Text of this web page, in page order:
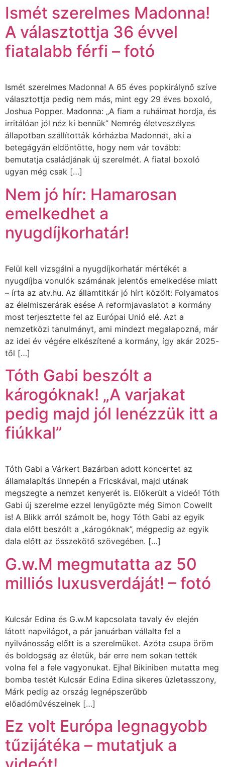
Ismét szerelmes Madonna!
A választottja 36 évvel
fiatalabb férfi – fotó
Ismét szerelmes Madonna! A 65 éves popkirálynő szíve
választottja pedig nem más, mint egy 29 éves boxoló,
Joshua Popper. Madonna: „A fiam a ruháimat hordja, és
irritálóan jól néz ki bennük” Nemrég életveszélyes
állapotban szállították kórházba Madonnát, aki a
betegágyán eldöntötte, hogy nem vár tovább:
bemutatja családjának új szerelmét. A fiatal boxoló
ugyan még csak […]
Nem jó hír: Hamarosan
emelkedhet a
nyugdíjkorhatár!
Felül kell vizsgálni a nyugdíjkorhatár mértékét a
nyugdíjba vonulók számának jelentős emelkedése miatt
– írta az atv.hu. Az államtitkár jó hírt közölt: Folyamatos
az élelmiszerárak esése A reformjavaslatot a kormány
most terjesztette fel az Európai Unió elé. Azt a
nemzetközi tanulmányt, ami mindezt megalapozná, már
az idei év végére elkészítené a kormány, így akár 2025-
től […]
Tóth Gabi beszólt a
károgóknak! „A varjakat
pedig majd jól lenézzük itt a
fiúkkal”
Tóth Gabi a Várkert Bazárban adott koncertet az
államalapítás ünnepén a Fricskával, majd utának
megszegte a nemzet kenyerét is. Előkerült a videó! Tóth
Gabi új szerelme ezzel lenyűgözte még Simon Cowellt
is! A Blikk arról számolt be, hogy Tóth Gabi az egyik
dala előtt beszólt a „károgóknak”, mégpedig az egyik
dala előtt az összekötő szövegében. […]
G.w.M megmutatta az 50
milliós luxusverdáját! – fotó
Kulcsár Edina és G.w.M kapcsolata tavaly év elején
látott napvilágot, a pár januárban vállalta fel a
nyilvánosság előtt is a szerelmüket. Azóta csupa öröm
és boldogság az életük, bár erre nem sokan tették
volna fel a fele vagyonukat. Ejha! Bikiniben mutatta meg
bomba testét Kulcsár Edina Edina sikeres üzletasszony,
Márk pedig az ország legnépszerűbb
előadóművészeinek […]
Ez volt Európa legnagyobb
tűzijátéka – mutatjuk a